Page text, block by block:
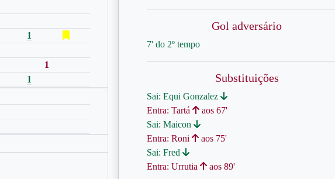
1
1
1
Gol adversário
7' do 2º tempo
Substituições
Sai: Equi Gonzalez
Entra: Tartá
aos 67'
Sai: Maicon
Entra: Roni
aos 75'
Sai: Fred
Entra: Urrutia
aos 89'